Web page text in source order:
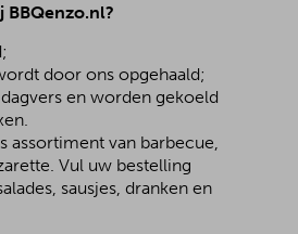
door ons opgehaald;
en worden gekoeld
assortiment van barbecue,
Vul uw bestelling
sausjes, dranken en